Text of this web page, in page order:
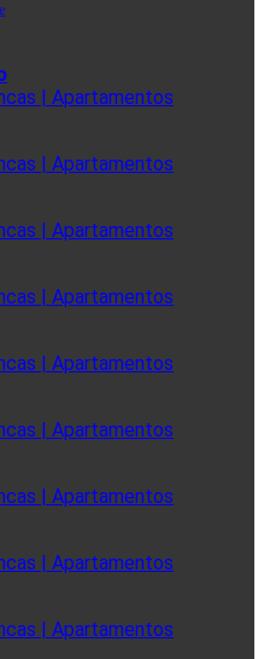
| Apartamentos
| Apartamentos
| Apartamentos
| Apartamentos
| Apartamentos
| Apartamentos
| Apartamentos
| Apartamentos
| Apartamentos